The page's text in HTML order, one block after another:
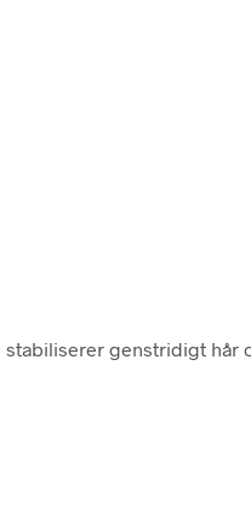
genstridigt